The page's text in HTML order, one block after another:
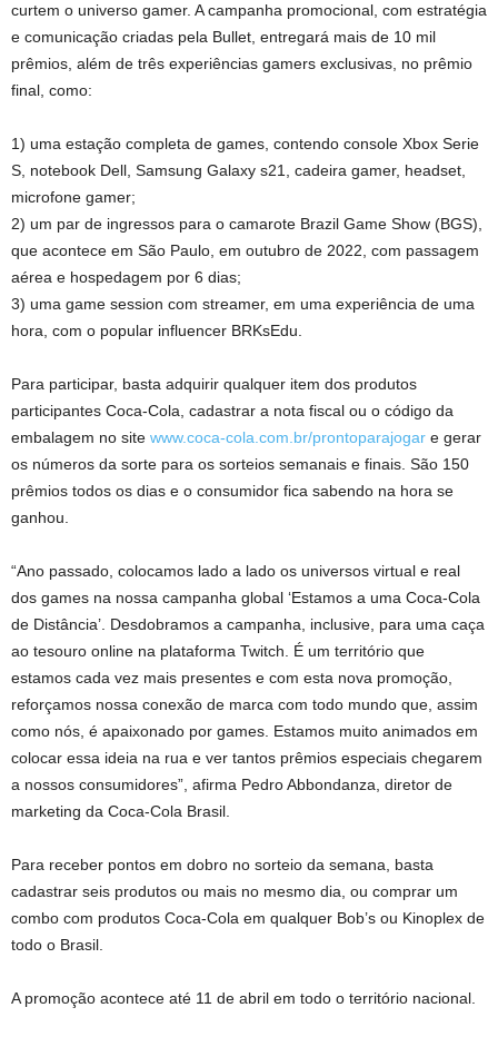
curtem o universo gamer. A campanha promocional, com estratégia
e comunicação criadas pela Bullet, entregará mais de 10 mil
prêmios, além de três experiências gamers exclusivas, no prêmio
final, como:
1) uma estação completa de games, contendo console Xbox Serie
S, notebook Dell, Samsung Galaxy s21, cadeira gamer, headset,
microfone gamer;
2) um par de ingressos para o camarote Brazil Game Show (BGS),
que acontece em São Paulo, em outubro de 2022, com passagem
aérea e hospedagem por 6 dias;
3) uma game session com streamer, em uma experiência de uma
hora, com o popular influencer BRKsEdu.
Para participar, basta adquirir qualquer item dos produtos
participantes Coca-Cola, cadastrar a nota fiscal ou o código da
embalagem no site www.coca-cola.com.br/prontoparajogar e gerar
os números da sorte para os sorteios semanais e finais. São 150
prêmios todos os dias e o consumidor fica sabendo na hora se
ganhou.
“Ano passado, colocamos lado a lado os universos virtual e real
dos games na nossa campanha global ‘Estamos a uma Coca-Cola
de Distância’. Desdobramos a campanha, inclusive, para uma caça
ao tesouro online na plataforma Twitch. É um território que
estamos cada vez mais presentes e com esta nova promoção,
reforçamos nossa conexão de marca com todo mundo que, assim
como nós, é apaixonado por games. Estamos muito animados em
colocar essa ideia na rua e ver tantos prêmios especiais chegarem
a nossos consumidores”, afirma Pedro Abbondanza, diretor de
marketing da Coca-Cola Brasil.
Para receber pontos em dobro no sorteio da semana, basta
cadastrar seis produtos ou mais no mesmo dia, ou comprar um
combo com produtos Coca-Cola em qualquer Bob’s ou Kinoplex de
todo o Brasil.
A promoção acontece até 11 de abril em todo o território nacional.